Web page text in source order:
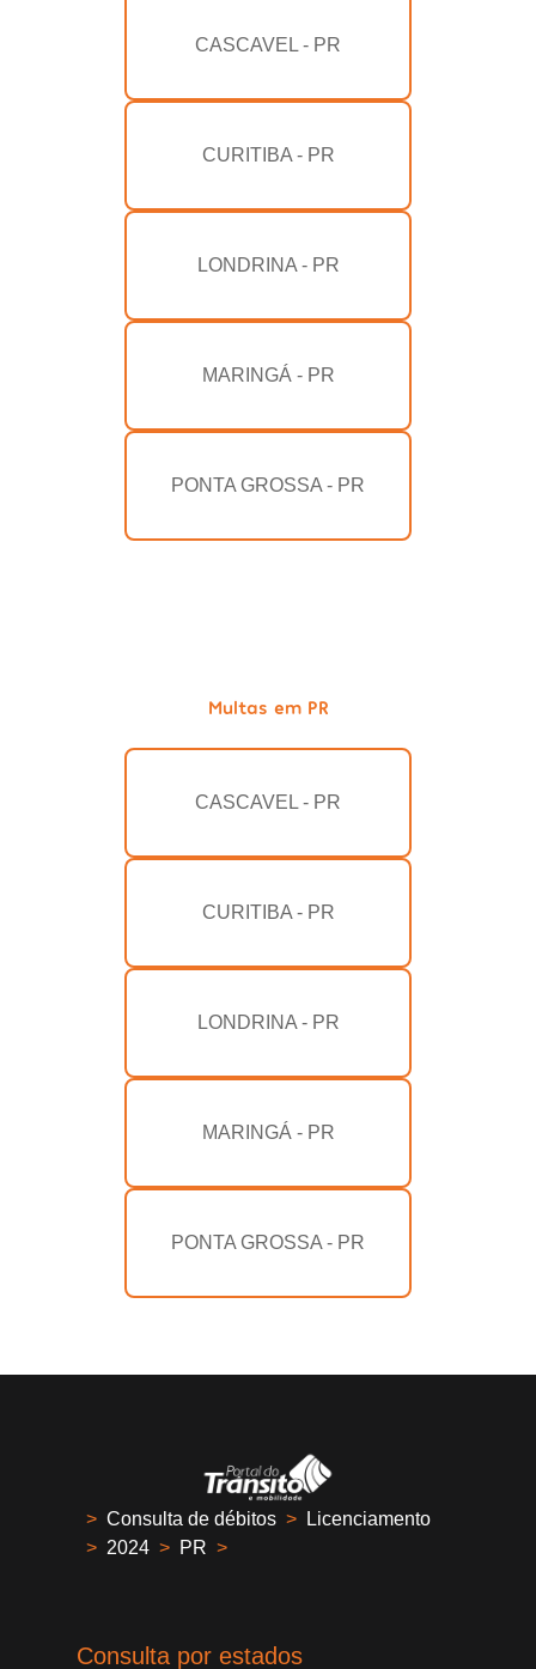
CASCAVEL - PR
CURITIBA - PR
LONDRINA - PR
MARINGÁ - PR
PONTA GROSSA - PR
Multas em PR
CASCAVEL - PR
CURITIBA - PR
LONDRINA - PR
MARINGÁ - PR
PONTA GROSSA - PR
> Consulta de débitos >
Licenciamento
> 2024 > PR >
Consulta por estados